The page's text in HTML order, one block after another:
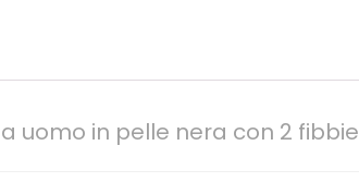
uomo in pelle nera con 2 fibbie